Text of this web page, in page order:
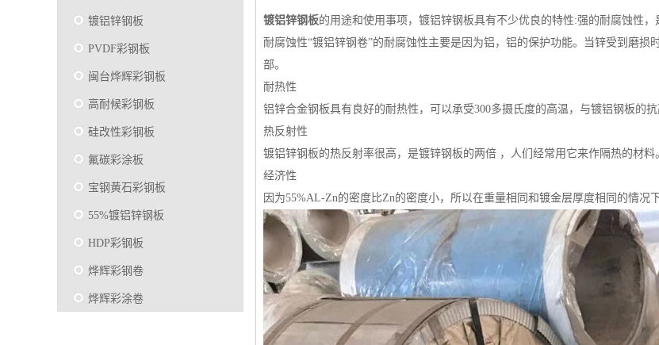
镀铝锌钢板
PVDF彩钢板
闽台烨辉彩钢板
高耐候彩钢板
硅改性彩钢板
氟碳彩涂板
宝钢黄石彩钢板
55%镀铝锌钢板
HDP彩钢板
烨辉彩钢卷
烨辉彩涂卷
镀铝锌钢板的用途和使用事项， 镀铝锌钢板具有不少优良的特性:强的耐腐蚀性
耐腐蚀性“镀铝锌钢卷”的耐腐蚀性主要是因为铝，铝的保护功能。当锌受到磨
部。
耐热性
铝锌合金钢板具有良好的耐热性，可以承受300多摄氏度的高温，与镀铝钢板的
热反射性
镀铝锌钢板的热反射率很高，是镀锌钢板的两倍 ，人们经常用它来作隔热的材料
经济性
因为55%AL-Zn的密度比Zn的密度小，所以在重量相同和镀金层厚度相同的情况